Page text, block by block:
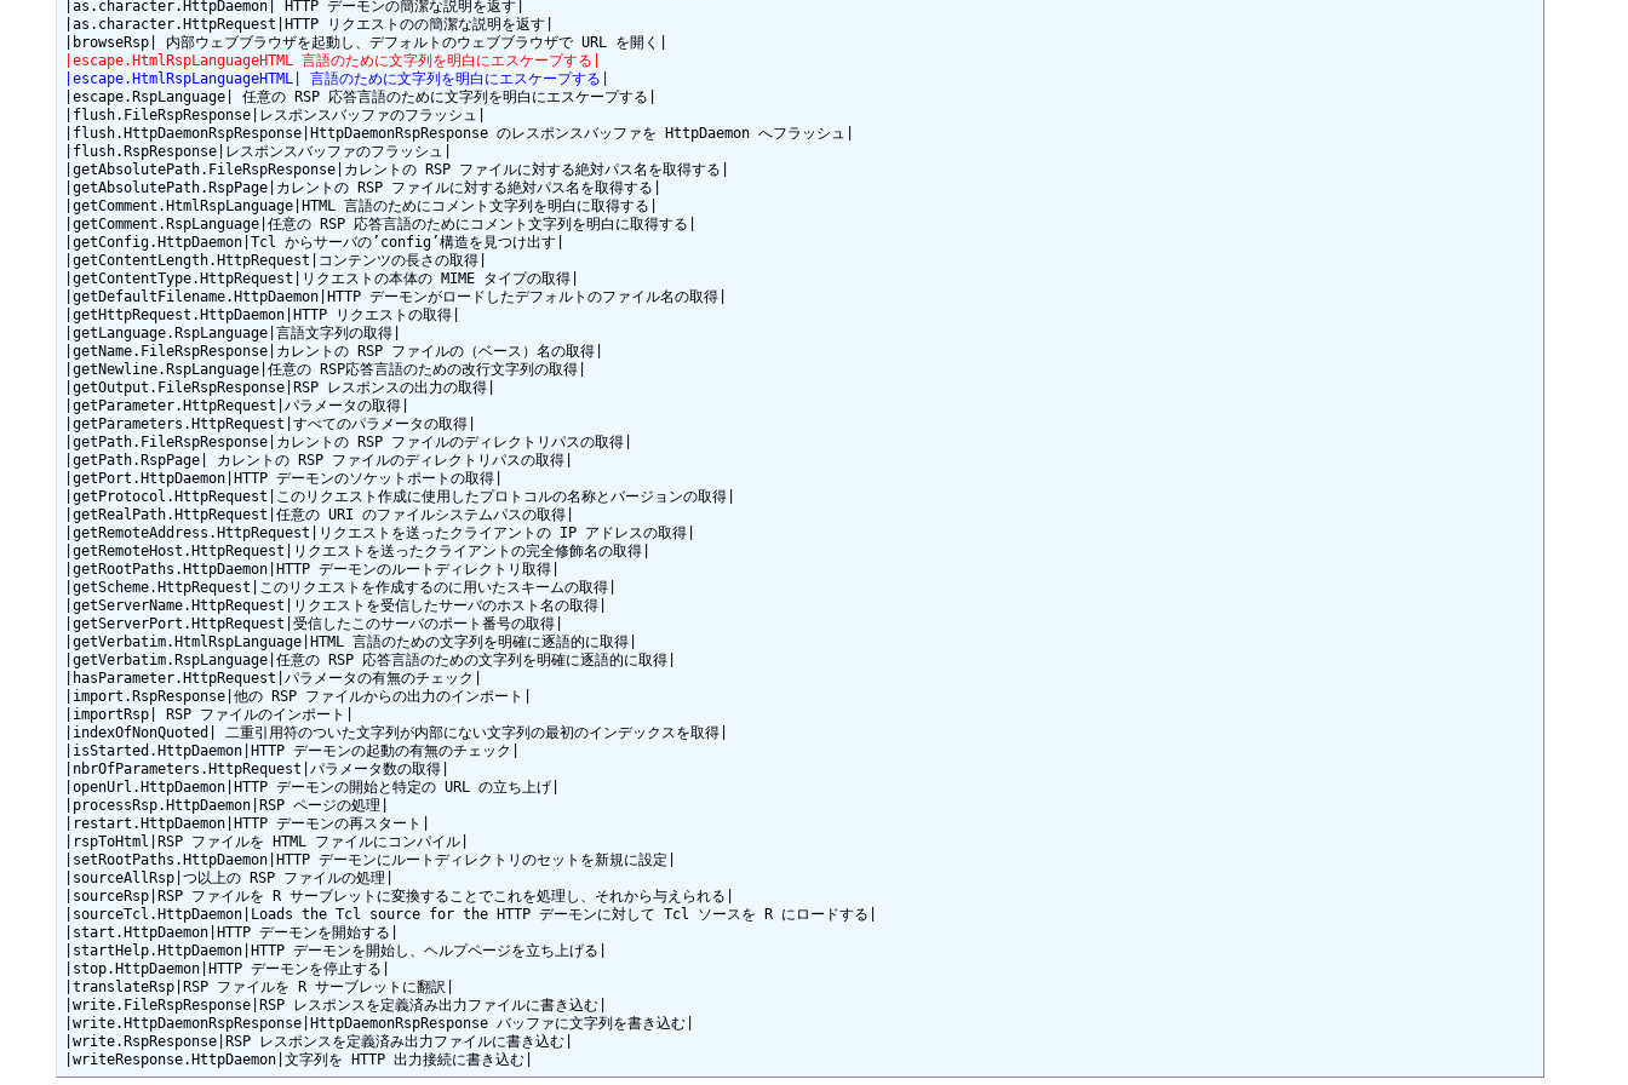
|as.character.HttpDaemon| HTTP デーモンの簡潔な説明を返す|
|as.character.HttpRequest|HTTP リクエストのの簡潔な説明を返す|
|escape.HtmlRspLanguageHTML 言語のために文字列を明白にエスケープする|
|escape.HtmlRspLanguageHTML| 言語のために文字列を明白にエスケープする|
|escape.RspLanguage| 任意の RSP 応答言語のために文字列を明白にエスケープする|
|flush.FileRspResponse|レスポンスバッファのフラッシュ|
|flush.HttpDaemonRspResponse|HttpDaemonRspResponse のレスポンスバッファを HttpDaemon へフラッシュ|
|flush.RspResponse|レスポンスバッファのフラッシュ|
|getAbsolutePath.FileRspResponse|カレントの RSP ファイルに対する絶対パス名を取得する|
|getAbsolutePath.RspPage|カレントの RSP ファイルに対する絶対パス名を取得する|
|getComment.HtmlRspLanguage|HTML 言語のためにコメント文字列を明白に取得する|
|getComment.RspLanguage|任意の RSP 応答言語のためにコメント文字列を明白に取得する|
|getConfig.HttpDaemon|Tcl からサーバの’config’構造を見つけ出す|
|getContentLength.HttpRequest|コンテンツの長さの取得|
|getContentType.HttpRequest|リクエストの本体の MIME タイプの取得|
|getDefaultFilename.HttpDaemon|HTTP デーモンがロードしたデフォルトのファイル名の取得|
|getHttpRequest.HttpDaemon|HTTP リクエストの取得|
|getLanguage.RspLanguage|言語文字列の取得|
|getName.FileRspResponse|カレントの RSP ファイルの（ベース）名の取得|
|getNewline.RspLanguage|任意の RSP応答言語のための改行文字列の取得|
|getOutput.FileRspResponse|RSP レスポンスの出力の取得|
|getParameter.HttpRequest|パラメータの取得|
|getParameters.HttpRequest|すべてのパラメータの取得|
|getPath.FileRspResponse|カレントの RSP ファイルのディレクトリパスの取得|
|getPath.RspPage| カレントの RSP ファイルのディレクトリパスの取得|
|getPort.HttpDaemon|HTTP デーモンのソケットポートの取得|
|getProtocol.HttpRequest|このリクエスト作成に使用したプロトコルの名称とバージョンの取得|
|getRealPath.HttpRequest|任意の URI のファイルシステムパスの取得|
|getRemoteAddress.HttpRequest|リクエストを送ったクライアントの IP アドレスの取得|
|getRemoteHost.HttpRequest|リクエストを送ったクライアントの完全修飾名の取得|
|getRootPaths.HttpDaemon|HTTP デーモンのルートディレクトリ取得|
|getScheme.HttpRequest|このリクエストを作成するのに用いたスキームの取得|
|getServerName.HttpRequest|リクエストを受信したサーバのホスト名の取得|
|getServerPort.HttpRequest|受信したこのサーバのポート番号の取得|
|getVerbatim.HtmlRspLanguage|HTML 言語のための文字列を明確に逐語的に取得|
|getVerbatim.RspLanguage|任意の RSP 応答言語のための文字列を明確に逐語的に取得|
|hasParameter.HttpRequest|パラメータの有無のチェック|
|import.RspResponse|他の RSP ファイルからの出力のインポート|
|importRsp| RSP ファイルのインポート|
|indexOfNonQuoted| 二重引用符のついた文字列が内部にない文字列の最初のインデックスを取得|
|isStarted.HttpDaemon|HTTP デーモンの起動の有無のチェック|
|nbrOfParameters.HttpRequest|パラメータ数の取得|
|openUrl.HttpDaemon|HTTP デーモンの開始と特定の URL の立ち上げ|
|processRsp.HttpDaemon|RSP ページの処理|
|restart.HttpDaemon|HTTP デーモンの再スタート|
|rspToHtml|RSP ファイルを HTML ファイルにコンパイル|
|setRootPaths.HttpDaemon|HTTP デーモンにルートディレクトリのセットを新規に設定|
|sourceAllRsp|つ以上の RSP ファイルの処理|
|sourceRsp|RSP ファイルを R サーブレットに変換することでこれを処理し、それから与えられる|
|sourceTcl.HttpDaemon|Loads the Tcl source for the HTTP デーモンに対して Tcl ソースを R にロードする|
|start.HttpDaemon|HTTP デーモンを開始する|
|startHelp.HttpDaemon|HTTP デーモンを開始し、ヘルプページを立ち上げる|
|stop.HttpDaemon|HTTP デーモンを停止する|
|translateRsp|RSP ファイルを R サーブレットに翻訳|
|write.FileRspResponse|RSP レスポンスを定義済み出力ファイルに書き込む|
|write.HttpDaemonRspResponse|HttpDaemonRspResponse バッファに文字列を書き込む|
|write.RspResponse|RSP レスポンスを定義済み出力ファイルに書き込む|